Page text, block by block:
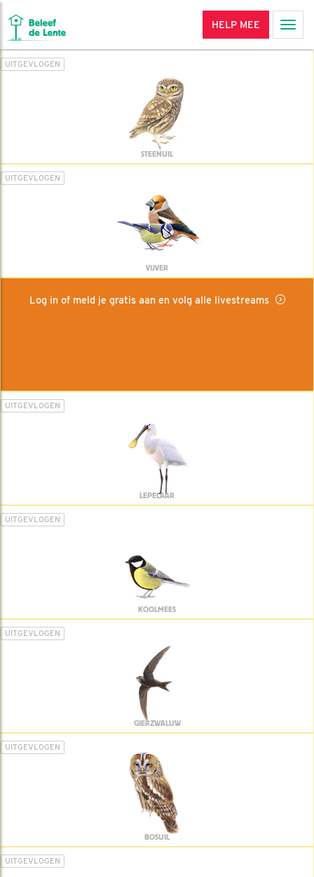
HELP MEE
UITGEVLOGEN
STEENUIL
UITGEVLOGEN
VIJVER
Log in of meld je gratis aan en volg alle livestreams
UITGEVLOGEN
LEPELAAR
UITGEVLOGEN
KOOLMEES
UITGEVLOGEN
GIERZWALUW
UITGEVLOGEN
BOSUIL
UITGEVLOGEN